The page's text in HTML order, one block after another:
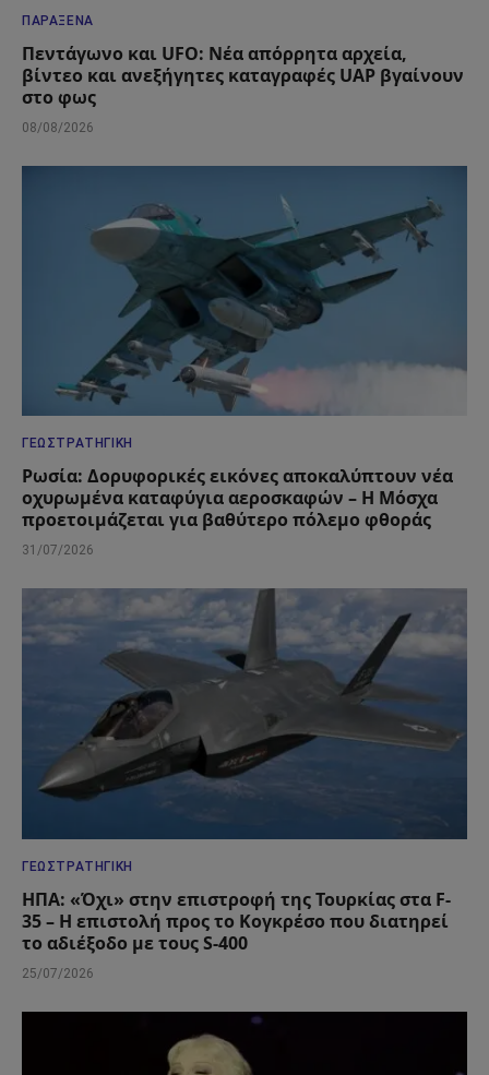
ΠΑΡΆΞΕΝΑ
Πεντάγωνο και UFO: Νέα απόρρητα αρχεία,
βίντεο και ανεξήγητες καταγραφές UAP βγαίνουν
στο φως
08/08/2026
ΓΕΩΣΤΡΑΤΗΓΙΚΉ
Ρωσία: Δορυφορικές εικόνες αποκαλύπτουν νέα
οχυρωμένα καταφύγια αεροσκαφών – Η Μόσχα
προετοιμάζεται για βαθύτερο πόλεμο φθοράς
31/07/2026
ΓΕΩΣΤΡΑΤΗΓΙΚΉ
ΗΠΑ: «Όχι» στην επιστροφή της Τουρκίας στα F-
35 – Η επιστολή προς το Κογκρέσο που διατηρεί
το αδιέξοδο με τους S-400
25/07/2026